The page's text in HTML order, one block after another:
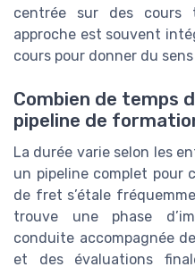
centrée sur des cours
approche est souvent
cours pour donner du
Combien de temps
pipeline de
La durée varie selon les
un pipeline complet pour
de fret s’étale
trouve une phase
conduite accompagnée
et des évaluations